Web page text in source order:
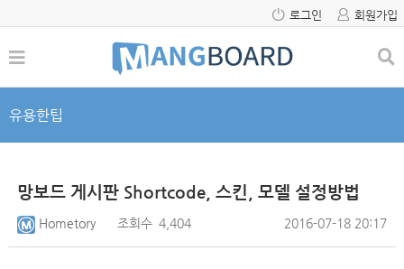
로그인 회원가입
유용한팁
망보드 게시판 Shortcode, 스킨, 모델 설정방법
Hometory 조회수 4,404 2016-07-18 20:17